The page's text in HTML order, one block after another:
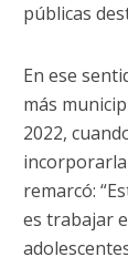
públicas
En ese
más
2022,
incorporarla
remarcó:
es trabajar